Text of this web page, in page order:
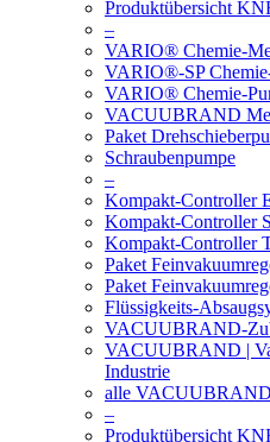
Produktübersicht
–
VARIO® Chemie-
VARIO®-SP
VARIO® Chemie-
VACUUBRAND
Paket
Schraubenpumpe
–
Kompakt-Controller
Kompakt-Controller
Kompakt-Controller
Paket
Paket
Flüssigkeits-
VACUUBRAND-
VACUUBRAND |
Industrie
alle VACUUBRAND
–
Produktübersicht